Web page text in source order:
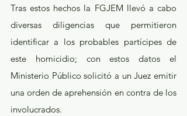
Tras estos hechos la FGJEM llevó a cabo
diversas diligencias que permitieron
identificar a los probables partícipes de
este homicidio; con estos datos el
Ministerio Público solicitó a un Juez emitir
una orden de aprehensión en contra de los
involucrados.